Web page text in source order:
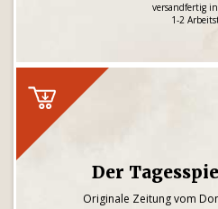
versandfertig
1-2
Der
Originale Zeitung vom